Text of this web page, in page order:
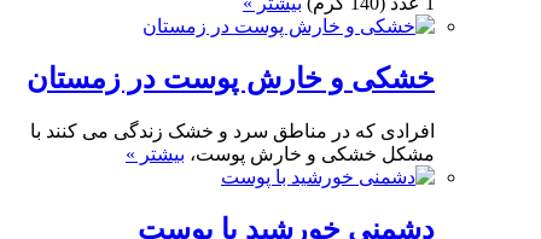
خشکی و خارش پوست در زمستان
افرادی که در مناطق سرد و خشک زندگی می کنند با
مشکل خشکی و خارش پوست، بیشتر »
دشمنی خورشید با پوست